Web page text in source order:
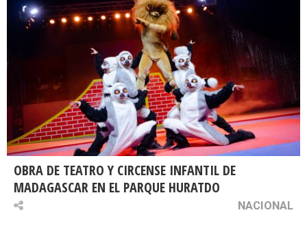
OBRA DE TEATRO Y CIRCENSE INFANTIL DE
MADAGASCAR EN EL PARQUE HURATDO
NACIONAL